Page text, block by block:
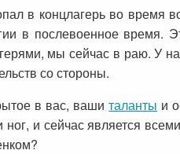
в концлагерь во время
в послевоенное
мы сейчас в раю. У
со стороны.
в вас, вашиталанты и
ног, и сейчас является